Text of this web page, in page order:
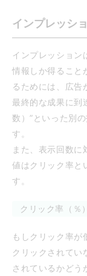
インプレッシ
インプレッション
情報しか得ること
るためには、広告
最終的な成果に到
数）”といった別
す。
また、表示回数に
値はクリック率と
す。
クリック率（％
もしクリック率が
クリックされてい
されているかどう